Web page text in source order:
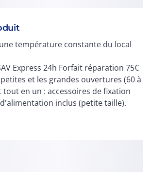
température constante du local
Express 24h Forfait réparation 75€
et les grandes ouvertures (60 à
tout en un : accessoires de fixation
inclus (petite taille).